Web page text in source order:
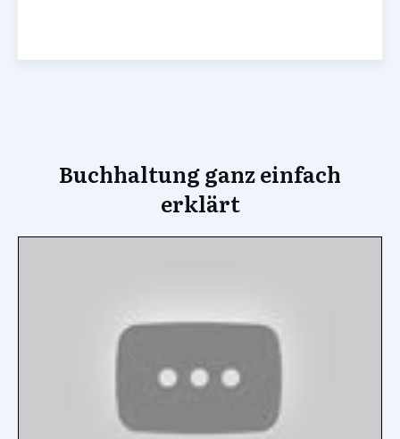
Buchhaltung ganz einfach
erklärt